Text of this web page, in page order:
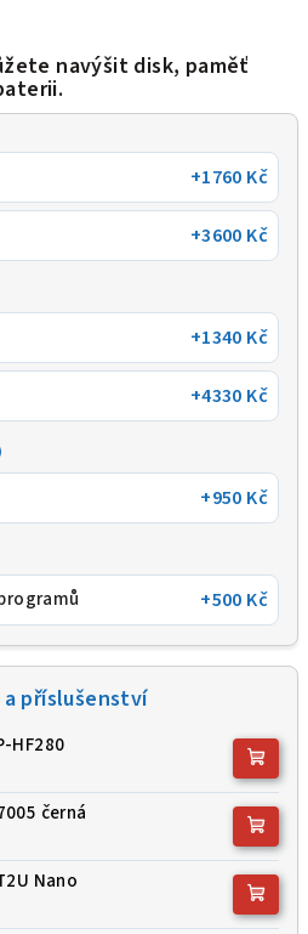
navýšit disk, paměť
+1760 Kč
+3600 Kč
+1340 Kč
+4330 Kč
+950 Kč
+500 Kč
příslušenství
HF280
černá
Nano